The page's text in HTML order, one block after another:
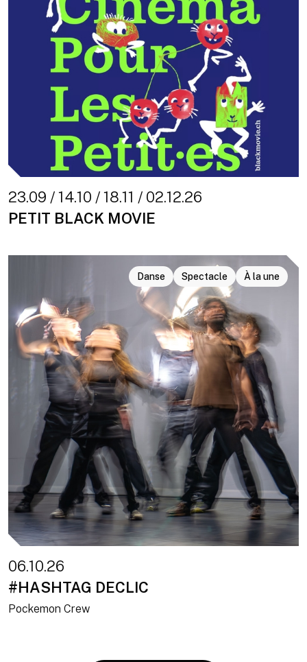
23.09 / 14.10 / 18.11 / 02.12.26
PETIT BLACK MOVIE
Danse Spectacle À la une
06.10.26
#HASHTAG DECLIC
Pockemon Crew